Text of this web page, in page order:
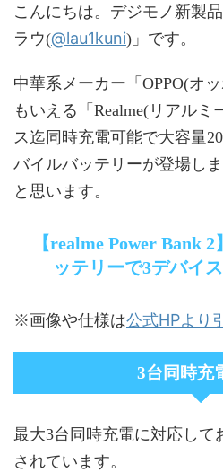
こんにちは。デジモノ新製
ラウ(@lau1kuni)」です。
中華系メーカー「OPPO(オ
もいえる「Realme(リアルミ
ス迄同時充電可能で大容量
バイルバッテリーが登場し
と思います。
【realme Power Bank
ッテリーで3デバイ
※画像や仕様は公式HPより
3台同時充
最大3台同時充電に対応して
されています。